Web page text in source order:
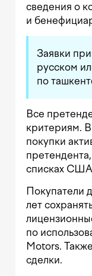
сведения о
и
Заявки
русском
по
Все
критериям.
покупки
списках
Покупатели
лет
по
Motors.
сделки.